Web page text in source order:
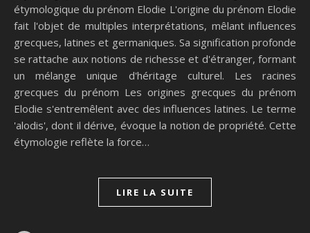
étymologique du prénom Elodie L'origine du prénom Elodie
fait l'objet de multiples interprétations, mêlant influences
grecques, latines et germaniques. Sa signification profonde
se rattache aux notions de richesse et d'étranger, formant
un mélange unique d'héritage culturel. Les racines
grecques du prénom Les origines grecques du prénom
Elodie s'entremêlent avec des influences latines. Le terme
'alodis', dont il dérive, évoque la notion de propriété. Cette
étymologie reflète la force…
LIRE LA SUITE